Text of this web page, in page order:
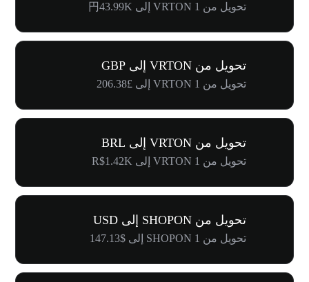
تحويل من 1 VRTON إلى 円43.99K
تحويل من VRTON إلى GBP
تحويل من 1 VRTON إلى £206.38
تحويل من VRTON إلى BRL
تحويل من 1 VRTON إلى R$1.42K
تحويل من SHOPON إلى USD
تحويل من 1 SHOPON إلى $147.13